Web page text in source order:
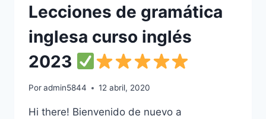
Lecciones de gramática
inglesa curso inglés
2023
Poradmin5844 12 abril, 2020
Hi there! Bienvenido de nuevo a